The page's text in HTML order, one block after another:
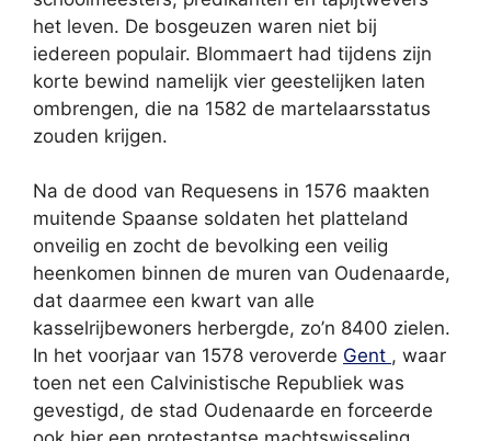
het leven. De bosgeuzen waren niet bij
iedereen populair. Blommaert had tijdens zijn
korte bewind namelijk vier geestelijken laten
ombrengen, die na 1582 de martelaarsstatus
zouden krijgen.
Na de dood van Requesens in 1576 maakten
muitende Spaanse soldaten het platteland
onveilig en zocht de bevolking een veilig
heenkomen binnen de muren van Oudenaarde,
dat daarmee een kwart van alle
kasselrijbewoners herbergde, zo’n 8400 zielen.
In het voorjaar van 1578 veroverde Gent , waar
toen net een Calvinistische Republiek was
gevestigd, de stad Oudenaarde en forceerde